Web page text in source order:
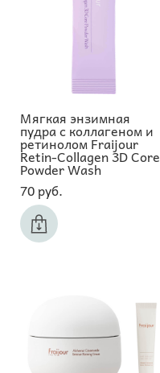
Мягкая энзимная
пудра с коллагеном и
ретинолом Fraijour
Retin-Collagen 3D Core
Powder Wash
70 pуб.